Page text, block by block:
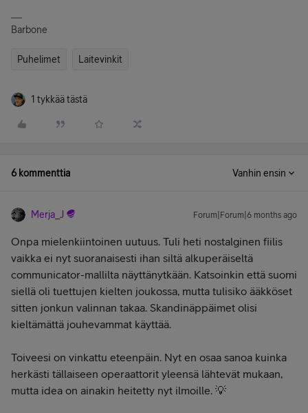
Barbone
Puhelimet Laitevinkit
1 tykkää tästä
6 kommenttia Vanhin ensin
Merja_J Forum|Forum|6 months ago
Onpa mielenkiintoinen uutuus. Tuli heti nostalginen fiilis
vaikka ei nyt suoranaisesti ihan siltä alkuperäiseltä
communicator-mallilta näyttänytkään. Katsoinkin että suomi
siellä oli tuettujen kielten joukossa, mutta tulisiko ääkköset
sitten jonkun valinnan takaa. Skandinäppäimet olisi
kieltämättä jouhevammat käyttää.
Toiveesi on vinkattu eteenpäin. Nyt en osaa sanoa kuinka
herkästi tällaiseen operaattorit yleensä lähtevät mukaan,
mutta idea on ainakin heitetty nyt ilmoille. 💡